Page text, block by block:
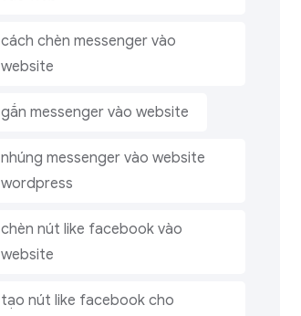
cách chèn messenger vào
website
gắn messenger vào website
nhúng messenger vào website
wordpress
chèn nút like facebook vào
website
tạo nút like facebook cho